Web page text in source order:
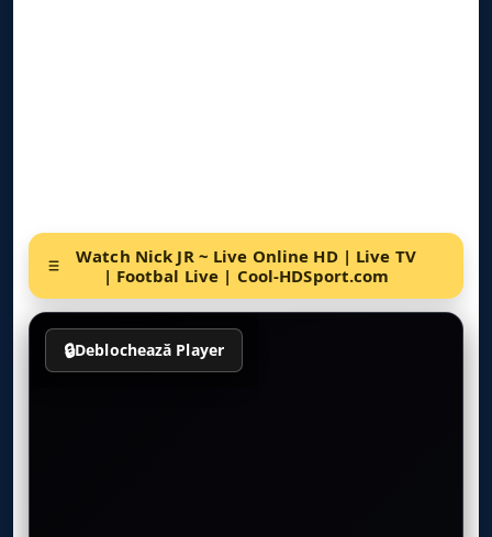
Watch Nick JR ~ Live Online HD | Live TV
| Footbal Live | Cool-HDSport.com
🔒Deblochează Player